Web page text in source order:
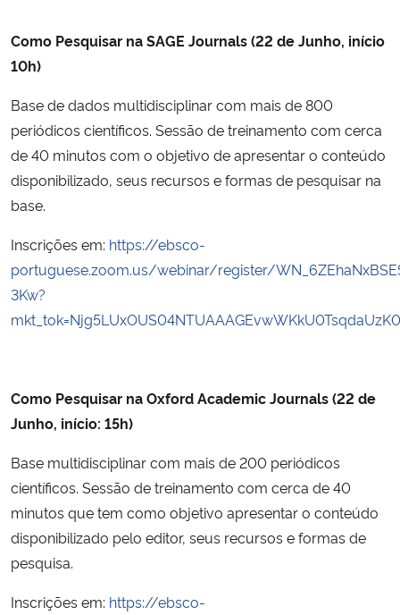
Como Pesquisar na SAGE Journals (22 de Junho, início
10h)
Base de dados multidisciplinar com mais de 800
periódicos científicos. Sessão de treinamento com cerca
de 40 minutos com o objetivo de apresentar o conteúdo
disponibilizado, seus recursos e formas de pesquisar na
base.
Inscrições em: https://ebsco-
portuguese.zoom.us/webinar/register/
3Kw?
Como Pesquisar na Oxford Academic Journals (22 de
Junho, início: 15h)
Base multidisciplinar com mais de 200 periódicos
científicos. Sessão de treinamento com cerca de 40
minutos que tem como objetivo apresentar o conteúdo
disponibilizado pelo editor, seus recursos e formas de
pesquisa.
Inscrições em: https://ebsco-